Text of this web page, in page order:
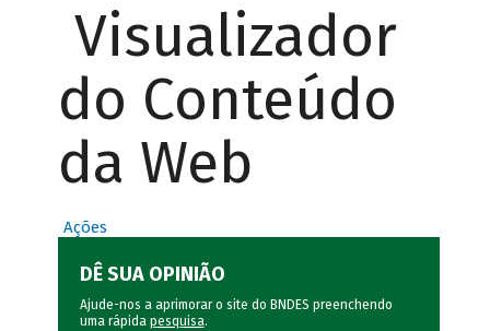
Visualizador
do Conteúdo
da Web
Ações
DÊ SUA OPINIÃO
Ajude-nos a aprimorar o site do BNDES preenchendo
uma rápida pesquisa.